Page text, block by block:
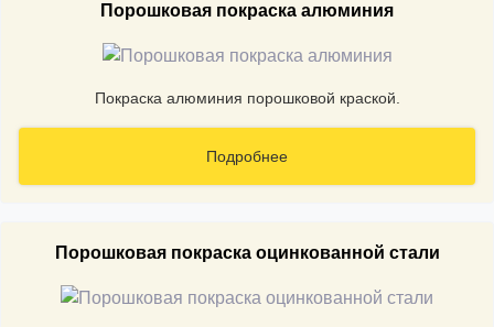
Порошковая покраска алюминия
Покраска алюминия порошковой краской.
Подробнее
Порошковая покраска оцинкованной стали